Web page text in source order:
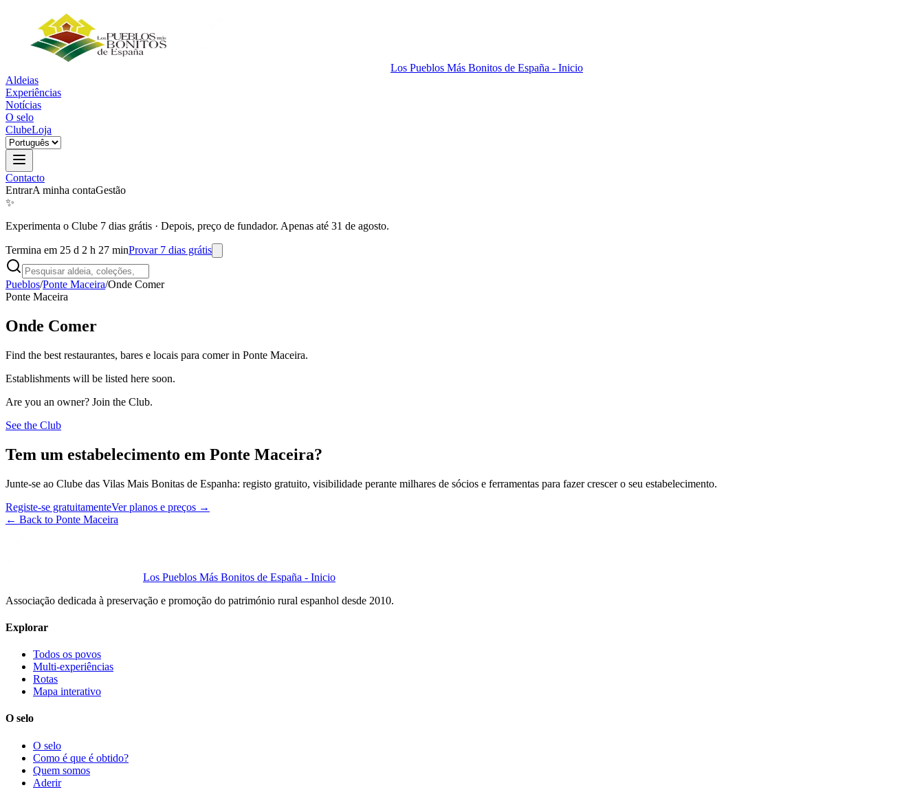
Los Pueblos Más Bonitos de España - Inicio
Aldeias
Experiências
Notícias
O selo
ClubeLoja
Contacto
EntrarA minha contaGestão
✨
Experimenta o Clube 7 dias grátis · Depois, preço de fundador. Apenas até 31 de agosto.
Termina em 25 d 2 h 27 minProvar 7 dias grátis
Pueblos/Ponte Maceira/Onde Comer
Ponte Maceira
Onde Comer
Find the best restaurantes, bares e locais para comer in Ponte Maceira.
Establishments will be listed here soon.
Are you an owner? Join the Club.
See the Club
Tem um estabelecimento em Ponte Maceira?
Junte-se ao Clube das Vilas Mais Bonitas de Espanha: registo gratuito, visibilidade perante milhares de sócios e ferramentas para fazer crescer o seu estabelecimento.
Registe-se gratuitamenteVer planos e preços →
← Back to Ponte Maceira
Los Pueblos Más Bonitos de España - Inicio
Associação dedicada à preservação e promoção do património rural espanhol desde 2010.
Explorar
Todos os povos
Multi-experiências
Rotas
Mapa interativo
O selo
O selo
Como é que é obtido?
Quem somos
Aderir